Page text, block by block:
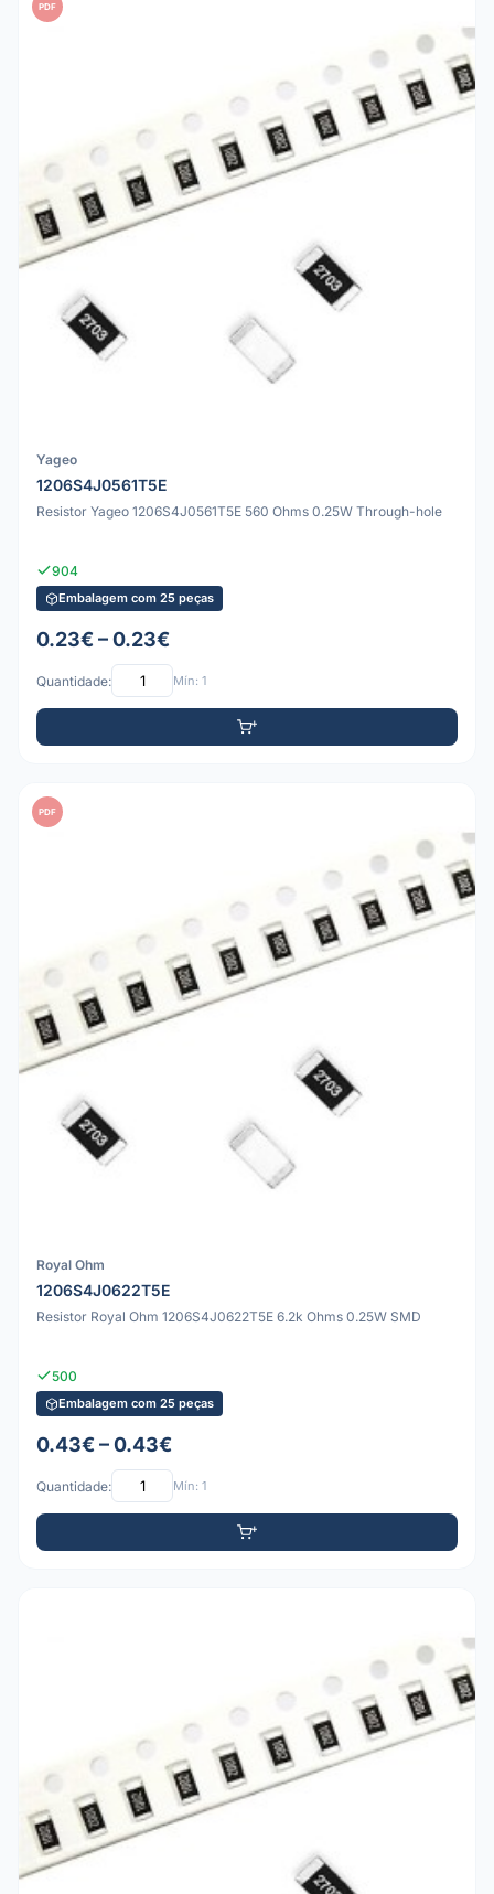
PDF
Yageo
1206S4J0561T5E
Resistor Yageo 1206S4J0561T5E 560 Ohms 0.25W Through-hole
904
Embalagem com 25 peças
0.23€ – 0.23€
Quantidade: Mín: 1
PDF
Royal Ohm
1206S4J0622T5E
Resistor Royal Ohm 1206S4J0622T5E 6.2k Ohms 0.25W SMD
500
Embalagem com 25 peças
0.43€ – 0.43€
Quantidade: Mín: 1